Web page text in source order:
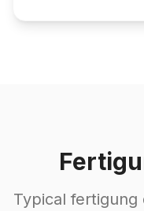
Typical fertigung